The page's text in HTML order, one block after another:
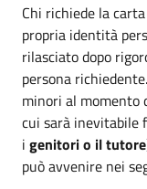
Chi richiede la
propria identità
rilasciato dopo
persona
minori al momento
cui sarà inevitabile
i genitori o il tutore
può avvenire nei